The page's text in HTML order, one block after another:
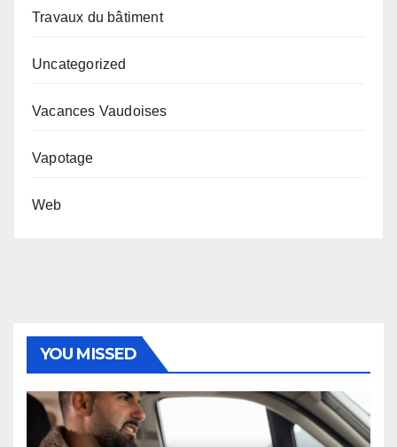
Travaux du bâtiment
Uncategorized
Vacances Vaudoises
Vapotage
Web
YOU MISSED